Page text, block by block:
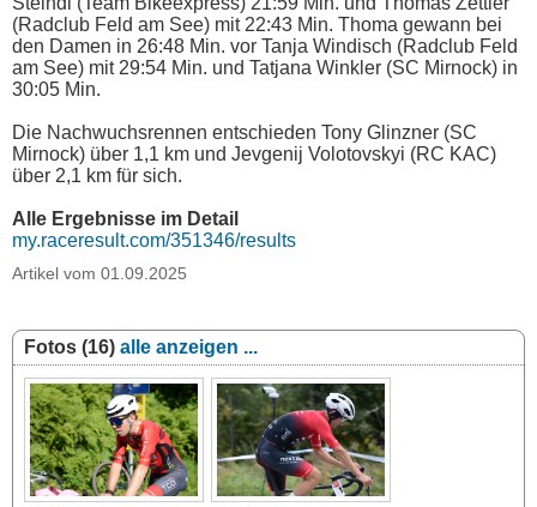
(Radclub Feld am See) mit 22:43 Min. Thoma gewann bei
den Damen in 26:48 Min. vor Tanja Windisch (Radclub Feld
am See) mit 29:54 Min. und Tatjana Winkler (SC Mirnock) in
30:05 Min.
Die Nachwuchsrennen entschieden Tony Glinzner (SC
Mirnock) über 1,1 km und Jevgenij Volotovskyi (RC KAC)
über 2,1 km für sich.
Alle Ergebnisse im Detail
my.raceresult.com/351346/results
Artikel vom 01.09.2025
Fotos (16) alle anzeigen ...